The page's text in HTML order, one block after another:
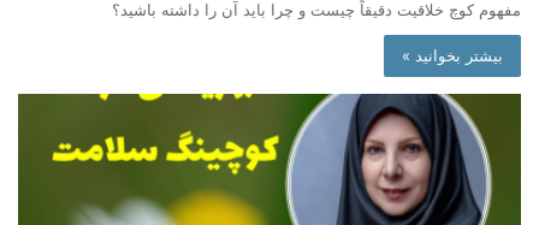
مفهوم کوچ خلاقیت دقیقاً چیست و چرا باید آن را داشته باشید؟
بیشتر بخوانید »